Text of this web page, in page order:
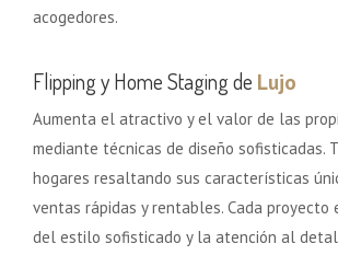
acogedores.
Flipping y Home Staging de Lujo
Aumenta el atractivo y el valor de las
mediante técnicas de diseño sofisticadas.
hogares resaltando sus características
ventas rápidas y rentables. Cada proyecto
del estilo sofisticado y la atención al